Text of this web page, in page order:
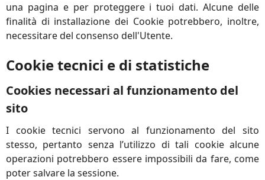
una pagina e per proteggere i tuoi dati. Alcune delle
finalità di installazione dei Cookie potrebbero, inoltre,
necessitare del consenso dell'Utente.
Cookie tecnici e di statistiche
Cookies necessari al funzionamento del
sito
I cookie tecnici servono al funzionamento del sito
stesso, pertanto senza l’utilizzo di tali cookie alcune
operazioni potrebbero essere impossibili da fare, come
poter salvare la sessione.